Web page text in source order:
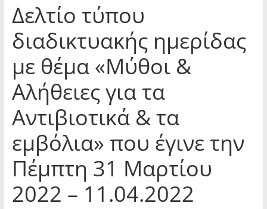
Δελτίο τύπου
διαδικτυακής ημερίδας
με θέμα «Μύθοι &
Αλήθειες για τα
Αντιβιοτικά & τα
εμβόλια» που έγινε την
Πέμπτη 31 Μαρτίου
2022 – 11.04.2022